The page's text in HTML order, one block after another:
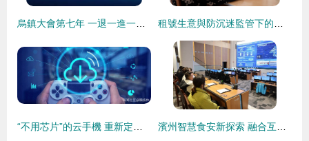
烏鎮大會第七年 一退一進一化，解碼互聯網游戲服務新十年 租號生意與防沉迷監管下的一場游戲“實名戰” 互聯網游戲服務的角力與反思
“不用芯片”的云手機 重新定義互聯網游戲服務的新形態 濱州智慧食安新探索 融合互聯網與AI，創新監管服務模式